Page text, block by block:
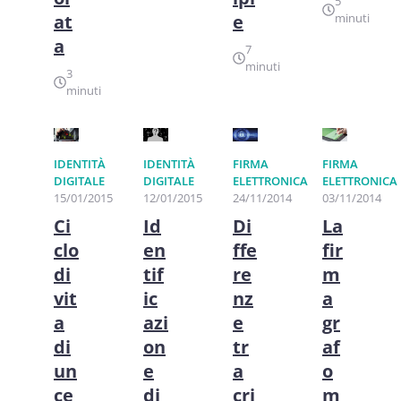
at
a
3
minuti
e
7
minuti
minuti
IDENTITÀ
DIGITALE
15/01/2015
Ci
clo
di
vit
a
di
un
ce
IDENTITÀ
DIGITALE
12/01/2015
Id
en
tif
ic
azi
on
e
di
FIRMA
ELETTRONICA
24/11/2014
Di
ffe
re
nz
e
tr
a
cri
FIRMA
ELETTRONICA
03/11/2014
La
fir
m
a
gr
af
o
m